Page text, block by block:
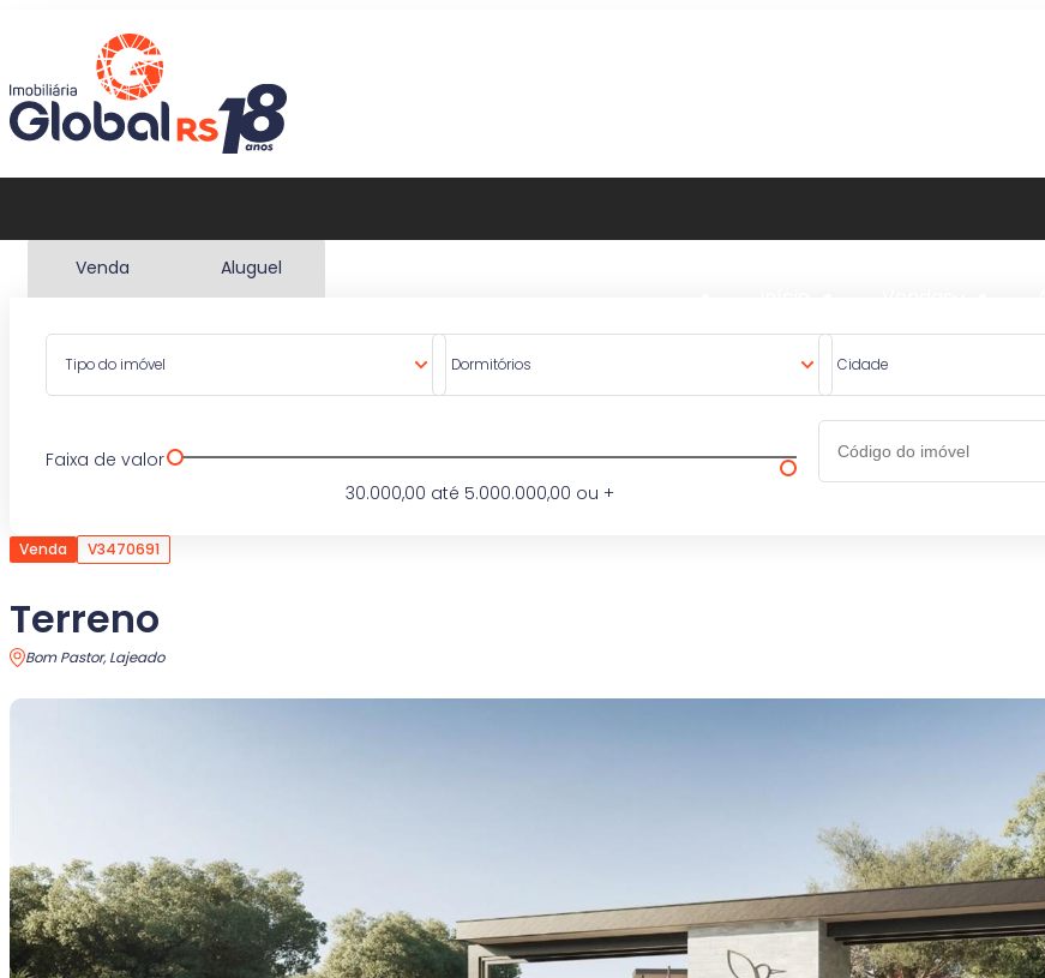
Venda Aluguel
Tipo do imóvel Dormitórios Cidade
Faixa de valor
30.000,00 até 5.000.000,00 ou +
Venda V3470691
Terreno
Bom Pastor, Lajeado